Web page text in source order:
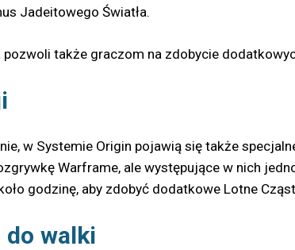
Jadeitowego Światła.
także graczom na zdobycie
w Systemie Origin pojawią się także
Warframe, ale występujące w nich
godzinę, aby zdobyć dodatkowe Lotne
do walki